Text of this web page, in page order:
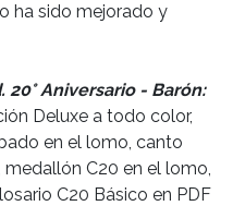
ha sido mejorado y
20° Aniversario - Barón:
Deluxe a todo color,
en el lomo, canto
C20 en el lomo,
C20 Básico en PDF